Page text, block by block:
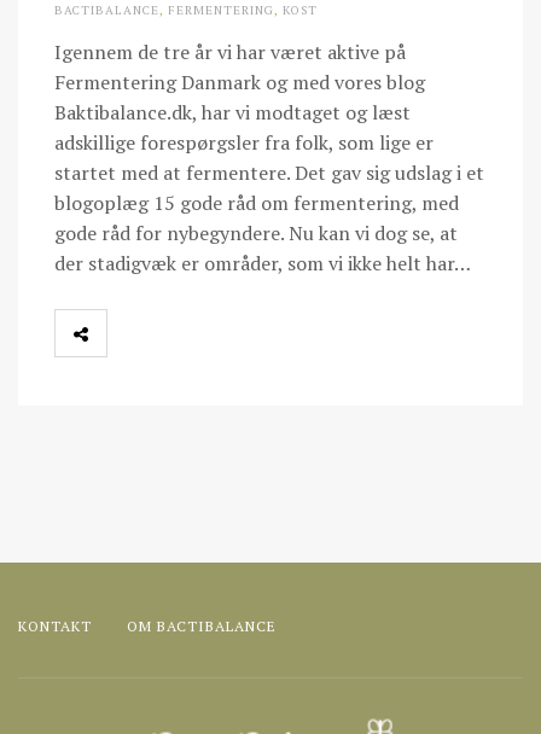
BACTIBALANCE, FERMENTERING, KOST
Igennem de tre år vi har været aktive på
Fermentering Danmark og med vores blog
Baktibalance.dk, har vi modtaget og læst
adskillige forespørgsler fra folk, som lige er
startet med at fermentere. Det gav sig udslag i et
blogoplæg 15 gode råd om fermentering, med
gode råd for nybegyndere. Nu kan vi dog se, at
der stadigvæk er områder, som vi ikke helt har…
KONTAKT OM BACTIBALANCE